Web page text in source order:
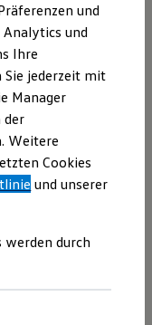
finden
& konfigurieren
den
kW 1-Gang.
€
und
und
Ihre
Sie jederzeit mit
Manager
der
Weitere
Cookies
und unserer
werden durch